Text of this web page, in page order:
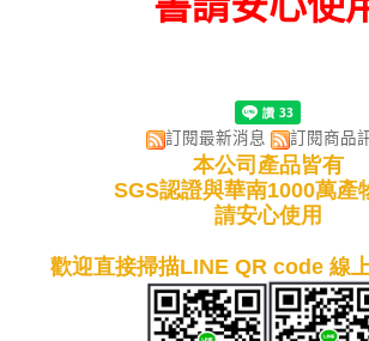
訂閱最新消息 訂閱商品
本公司產品皆有
SGS認證與華南1000萬產
請安心使用
歡迎直接掃描LINE QR code 線